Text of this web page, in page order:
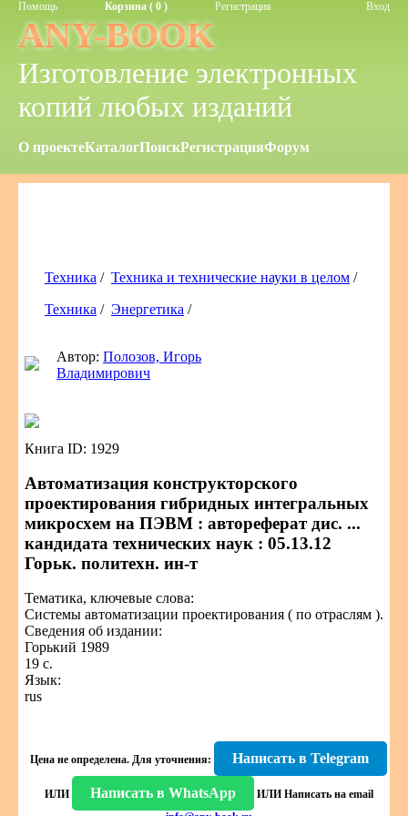
Помощь Корзина ( 0 ) Регистрация Вход
ANY-BOOK
Изготовление электронных
копий любых изданий
О проектеКаталогПоискРегистрацияФорум
Техника / Техника и технические науки в целом /
Техника / Энергетика /
Автор:Полозов, Игорь
Владимирович
Книга ID: 1929
Автоматизация конструкторского
проектирования гибридных интегральных
микросхем на ПЭВМ : автореферат дис. ...
кандидата технических наук : 05.13.12
Горьк. политехн. ин-т
Тематика, ключевые слова:
Системы автоматизации проектирования ( по отраслям ).
Сведения об издании:
Горький 1989
19 с.
Язык:
rus
Цена не определена. Для уточнения: Написать в Telegram
ИЛИ Написать в WhatsApp ИЛИ Написать на email